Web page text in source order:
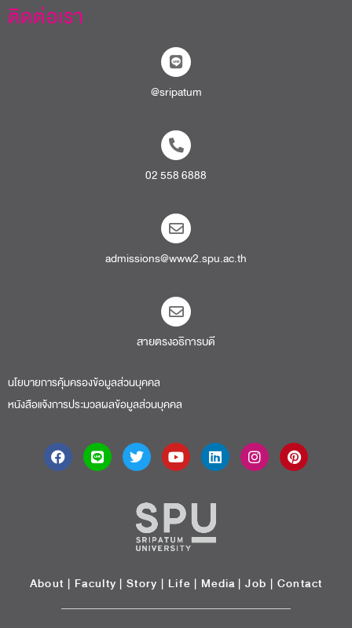
ติดต่อเรา
@sripatum
02 558 6888
admissions@www2.spu.ac.th
สายตรงอธิการบดี​
นโยบายการคุ้มครองข้อมูลส่วนบุคคล
หนังสือแจ้งการประมวลผลข้อมูลส่วนบุคคล
About | Faculty | Story | Life | Media |Job | Contact